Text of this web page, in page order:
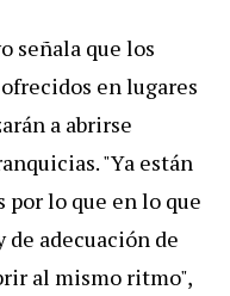
señala que los
en lugares
a abrirse
"Ya están
lo que en lo que
de adecuación de
al mismo ritmo",